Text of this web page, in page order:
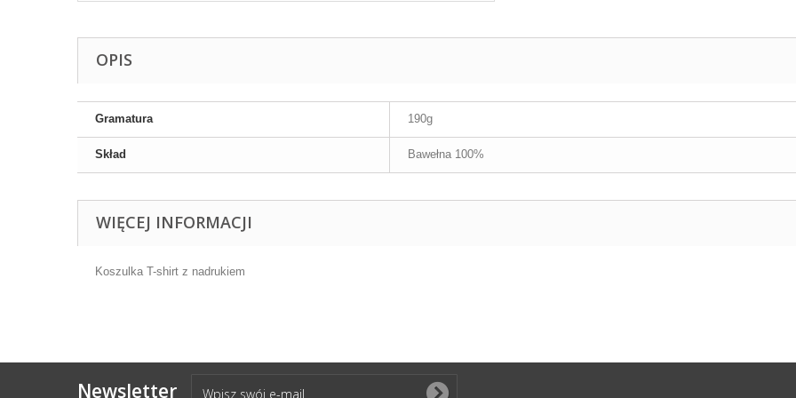
OPIS
Gramatura 190g
Skład Bawełna 100%
WIĘCEJ INFORMACJI
Koszulka T-shirt z nadrukiem
Newsletter